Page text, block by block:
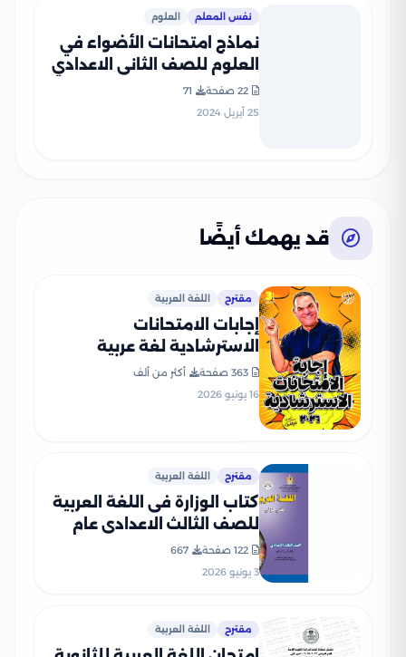
نفس المعلم العلوم
نماذج امتحانات الأضواء في
العلوم للصف الثاني الاعدادي
الترم الثاني 2024 بصيغة PDF
22 صفحة
71
25 أبريل 2024
قد يهمك أيضًا
مقترح اللغة العربية
إجابات الامتحانات
الاسترشادية لغة عربية
إعداد الأستاذ رضا الفاروق
363 صفحة
أكثر من ألف
16 يونيو 2026
مقترح اللغة العربية
كتاب الوزارة فى اللغة العربية
للصف الثالث الاعدادى عام
2026 PDF
122 صفحة
667
3 يونيو 2026
مقترح اللغة العربية